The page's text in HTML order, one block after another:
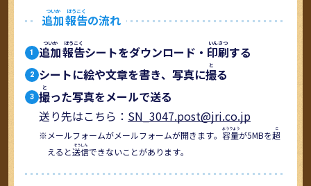
追加報告の流れ
1 追加報告シートをダウンロード・ 印刷する
2 シートに絵や文章を書き、写真に撮る
3 撮った写真をメールで送る
送り先はこちら： SN_3047.post@jri.co.jp
メールフォームがメールフォームが開きます。 容量が5MBを超
えると送信できないことがあります。